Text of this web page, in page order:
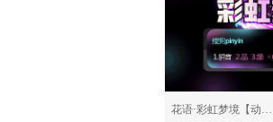
分享：
花语·彩虹梦境【动态】-628122